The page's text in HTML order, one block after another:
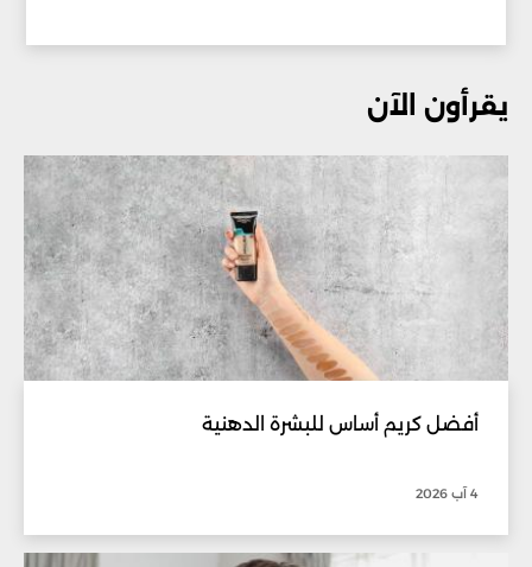
يقرأون الآن
أفضل كريم أساس للبشرة الدهنية
4 آب 2026